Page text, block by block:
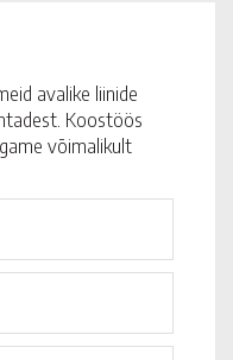
avalike liinide
Koostöös
võimalikult